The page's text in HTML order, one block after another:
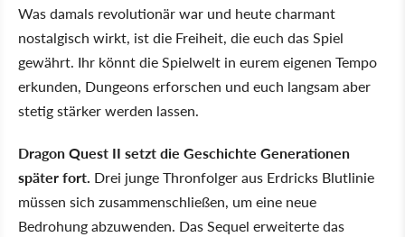
Was damals revolutionär war und heute charmant
nostalgisch wirkt, ist die Freiheit, die euch das Spiel
gewährt. Ihr könnt die Spielwelt in eurem eigenen Tempo
erkunden, Dungeons erforschen und euch langsam aber
stetig stärker werden lassen.
Dragon Quest II setzt die Geschichte Generationen
später fort. Drei junge Thronfolger aus Erdricks Blutlinie
müssen sich zusammenschließen, um eine neue
Bedrohung abzuwenden. Das Sequel erweiterte das